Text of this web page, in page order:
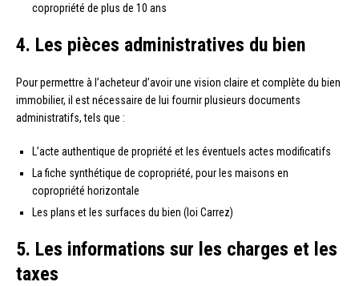
copropriété de plus de 10 ans
4. Les pièces administratives du bien
Pour permettre à l’acheteur d’avoir une vision claire et complète du bien
immobilier, il est nécessaire de lui fournir plusieurs documents
administratifs, tels que :
L’acte authentique de propriété et les éventuels actes modificatifs
La fiche synthétique de copropriété, pour les maisons en
copropriété horizontale
Les plans et les surfaces du bien (loi Carrez)
5. Les informations sur les charges et les
taxes